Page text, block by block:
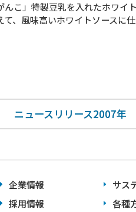
んこ」特製豆乳を入れたホワ
、風味高いホワイトソースに仕
ニュースリリース2007年
企業情報
採用情報
サス
各種